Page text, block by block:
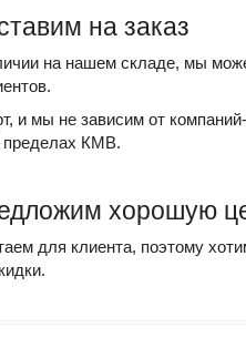
на заказ
на нашем складе, мы
и мы не зависим от
пределах КМВ.
хорошую
для клиента, поэтому